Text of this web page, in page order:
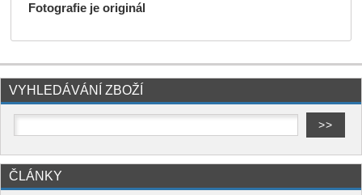
Fotografie je originál
VYHLEDÁVÁNÍ ZBOŽÍ
ČLÁNKY